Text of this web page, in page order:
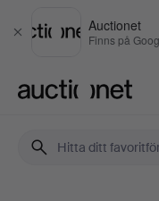
Stäng
Auctionet
Finns på